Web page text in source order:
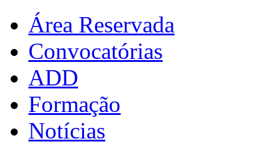
Área Reservada
Convocatórias
ADD
Formação
Notícias